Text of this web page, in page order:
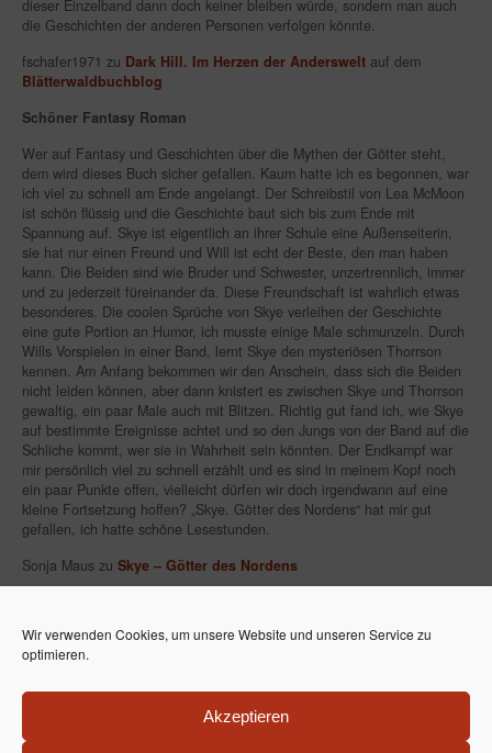
Wir verwenden Cookies, um unsere Website und unseren Service zu
optimieren.
Akzeptieren
dieser Einzelband dann doch keiner bleiben würde, sondern man auch
die Geschichten der anderen Personen verfolgen könnte.
fschafer1971 zu Dark Hill. Im Herzen der Anderswelt auf dem
Blätterwaldbuchblog
Schöner Fantasy Roman
Wer auf Fantasy und Geschichten über die Mythen der Götter steht,
dem wird dieses Buch sicher gefallen. Kaum hatte ich es begonnen, war
ich viel zu schnell am Ende angelangt. Der Schreibstil von Lea McMoon
ist schön flüssig und die Geschichte baut sich bis zum Ende mit
Spannung auf. Skye ist eigentlich an ihrer Schule eine Außenseiterin,
sie hat nur einen Freund und Will ist echt der Beste, den man haben
kann. Die Beiden sind wie Bruder und Schwester, unzertrennlich, immer
und zu jederzeit füreinander da. Diese Freundschaft ist wahrlich etwas
besonderes. Die coolen Sprüche von Skye verleihen der Geschichte
eine gute Portion an Humor, ich musste einige Male schmunzeln. Durch
Wills Vorspielen in einer Band, lernt Skye den mysteriösen Thorrson
kennen. Am Anfang bekommen wir den Anschein, dass sich die Beiden
nicht leiden können, aber dann knistert es zwischen Skye und Thorrson
gewaltig, ein paar Male auch mit Blitzen. Richtig gut fand ich, wie Skye
auf bestimmte Ereignisse achtet und so den Jungs von der Band auf die
Schliche kommt, wer sie in Wahrheit sein könnten. Der Endkampf war
mir persönlich viel zu schnell erzählt und es sind in meinem Kopf noch
ein paar Punkte offen, vielleicht dürfen wir doch irgendwann auf eine
kleine Fortsetzung hoffen? „Skye. Götter des Nordens“ hat mir gut
gefallen, ich hatte schöne Lesestunden.
Sonja Maus zu Skye – Götter des Nordens
Ela van de Maan / Lea McMoon – Fantasy Romance
Bücher